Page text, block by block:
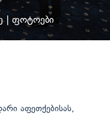
| ფოტოები
აფეთქებისას,